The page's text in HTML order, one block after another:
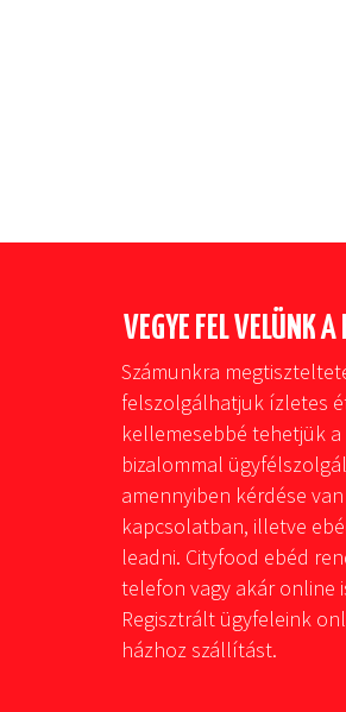
VEGYE FEL VELÜNK
Számunkra
felszolgálhatjuk ízletes
kellemesebbé tehetjük
bizalommal
amennyiben kérdése
kapcsolatban, illetve
leadni. Cityfood ebéd
telefon vagy akár online
Regisztrált ügyfeleink
házhoz szállítást.